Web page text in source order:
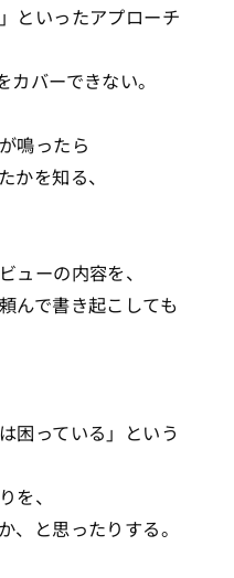
といったアプローチ
バーできない。
鳴ったら
かを知る、
ューの内容を、
んで書き起こしても
困っている」という
を、
、と思ったりする。